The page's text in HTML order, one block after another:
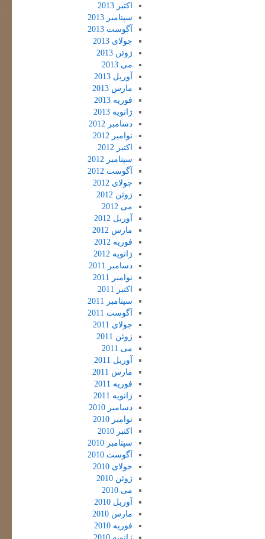
اکتبر 2013
سپتامبر 2013
آگوست 2013
جولای 2013
ژوئن 2013
می 2013
آوریل 2013
مارس 2013
فوریه 2013
ژانویه 2013
دسامبر 2012
نوامبر 2012
اکتبر 2012
سپتامبر 2012
آگوست 2012
جولای 2012
ژوئن 2012
می 2012
آوریل 2012
مارس 2012
فوریه 2012
ژانویه 2012
دسامبر 2011
نوامبر 2011
اکتبر 2011
سپتامبر 2011
آگوست 2011
جولای 2011
ژوئن 2011
می 2011
آوریل 2011
مارس 2011
فوریه 2011
ژانویه 2011
دسامبر 2010
نوامبر 2010
اکتبر 2010
سپتامبر 2010
آگوست 2010
جولای 2010
ژوئن 2010
می 2010
آوریل 2010
مارس 2010
فوریه 2010